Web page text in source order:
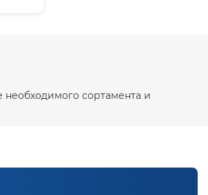
сортамента и